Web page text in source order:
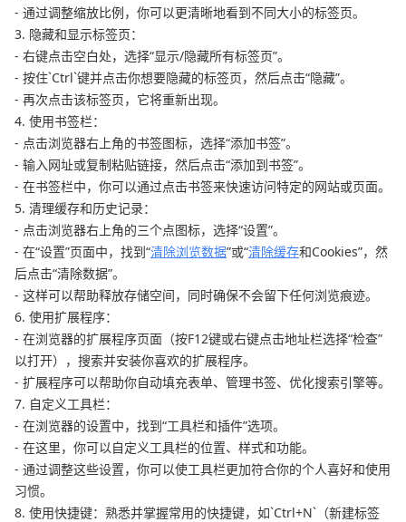
- 通过调整缩放比例，你可以更清晰地看到不同大小的标签页。
3. 隐藏和显示标签页：
- 右键点击空白处，选择“显示/隐藏所有标签页”。
- 按住`Ctrl`键并点击你想要隐藏的标签页，然后点击“隐藏”。
- 再次点击该标签页，它将重新出现。
4. 使用书签栏：
- 点击浏览器右上角的书签图标，选择“添加书签”。
- 输入网址或复制粘贴链接，然后点击“添加到书签”。
- 在书签栏中，你可以通过点击书签来快速访问特定的网站或页面。
5. 清理缓存和历史记录：
- 点击浏览器右上角的三个点图标，选择“设置”。
- 在“设置”页面中，找到“清除浏览数据”或“清除缓存和Cookies”，然
后点击“清除数据”。
- 这样可以帮助释放存储空间，同时确保不会留下任何浏览痕迹。
6. 使用扩展程序：
- 在浏览器的扩展程序页面（按F12键或右键点击地址栏选择“检查”
以打开），搜索并安装你喜欢的扩展程序。
- 扩展程序可以帮助你自动填充表单、管理书签、优化搜索引擎等。
7. 自定义工具栏：
- 在浏览器的设置中，找到“工具栏和插件”选项。
- 在这里，你可以自定义工具栏的位置、样式和功能。
- 通过调整这些设置，你可以使工具栏更加符合你的个人喜好和使用
习惯。
8. 使用快捷键：熟悉并掌握常用的快捷键，如`Ctrl+N`（新建标签